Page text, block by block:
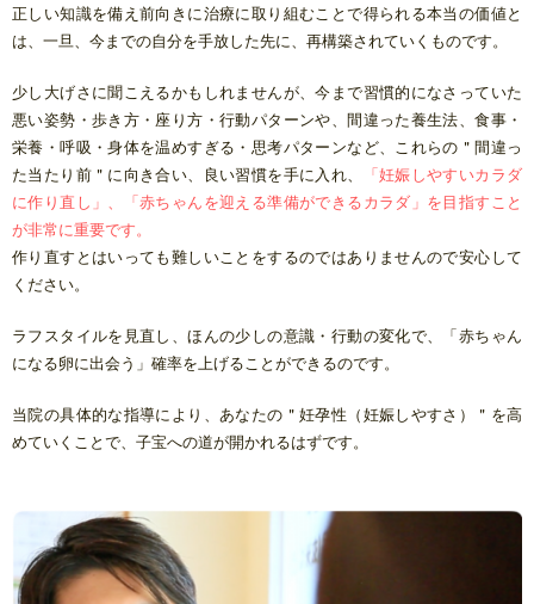
正しい知識を備え前向きに治療に取り組むことで得られる本当の価値と
は、一旦、今までの自分を手放した先に、再構築されていくものです。
少し大げさに聞こえるかもしれませんが、今まで習慣的になさっていた
悪い姿勢・歩き方・座り方・行動パターンや、間違った養生法、食事・
栄養・呼吸・身体を温めすぎる・思考パターンなど、これらの＂間違っ
た当たり前＂に向き合い、良い習慣を手に入れ、
「妊娠しやすいカラダ
に作り直し」、
「赤ちゃんを迎える準備ができるカラダ」を目指すこと
が非常に重要です。
作り直すとはいっても難しいことをするのではありませんので安心して
ください。
ラフスタイルを見直し、ほんの少しの意識・行動の変化で、「赤ちゃん
になる卵に出会う」確率を上げることができるのです。
当院の具体的な指導により、あなたの＂妊孕性（妊娠しやすさ）＂を高
めていくことで、子宝への道が開かれるはずです。